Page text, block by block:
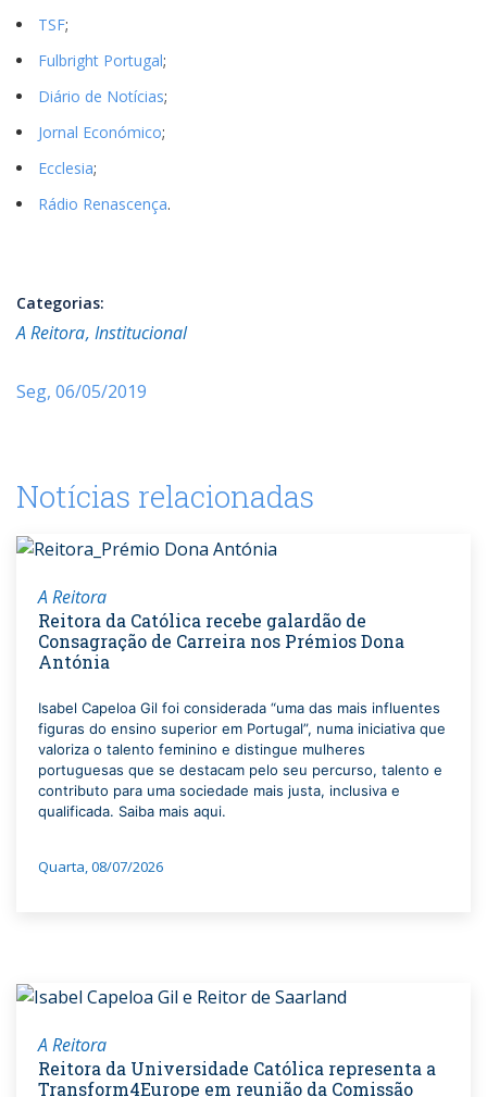
TSF;
Fulbright Portugal;
Diário de Notícias;
Jornal Económico;
Ecclesia;
Rádio Renascença.
Categorias:
A Reitora Institucional
Seg, 06/05/2019
Notícias relacionadas
A Reitora
Reitora da Católica recebe galardão de
Consagração de Carreira nos Prémios Dona
Antónia
Isabel Capeloa Gil foi considerada “uma das mais influentes
figuras do ensino superior em Portugal”, numa iniciativa que
valoriza o talento feminino e distingue mulheres
portuguesas que se destacam pelo seu percurso, talento e
contributo para uma sociedade mais justa, inclusiva e
qualificada. Saiba mais aqui.
Quarta, 08/07/2026
A Reitora
Reitora da Universidade Católica representa a
Transform4Europe em reunião da Comissão